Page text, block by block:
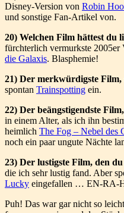
Disney-Version von Robin
und sonstige Fan-Artikel von.
20) Welchen Film hättest du
fürchterlich vermurkste 2005er
die Galaxis. Blasphemie!
21) Der merkwürdigste Film,
spontan Trainspotting ein.
22) Der beängstigendste
in einem Alter, als ich ihn
heimlich The Fog – Nebel des
noch ein paar ungute Nächte
23) Der lustigste Film, den du
die ich sehr lustig fand. Aber
Lucky eingefallen … EN-RA-
Puh! Das war gar nicht so